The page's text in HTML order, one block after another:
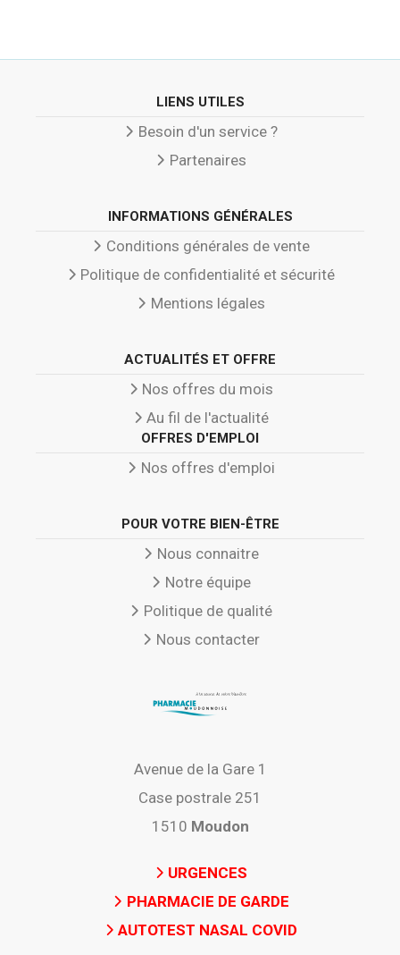
LIENS UTILES
Besoin d'un service ?
Partenaires
INFORMATIONS GÉNÉRALES
Conditions générales de vente
Politique de confidentialité et sécurité
Mentions légales
ACTUALITÉS ET OFFRE
Nos offres du mois
Au fil de l'actualité
OFFRES D'EMPLOI
Nos offres d'emploi
POUR VOTRE BIEN-ÊTRE
Nous connaitre
Notre équipe
Politique de qualité
Nous contacter
Avenue de la Gare 1
Case postrale 251
1510 Moudon
URGENCES
PHARMACIE DE GARDE
AUTOTEST NASAL COVID